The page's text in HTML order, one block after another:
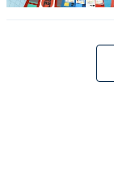
る大学」 3位 早
関東・甲信越の
グ！ 3位 明治